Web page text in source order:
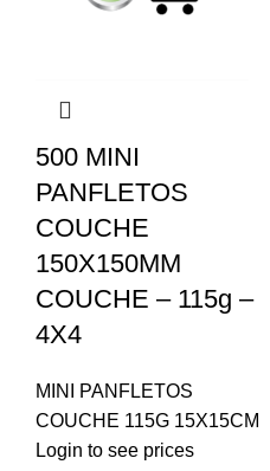
500 MINI
PANFLETOS
COUCHE
150X150MM
COUCHE – 115g –
4X4
MINI PANFLETOS
COUCHE 115G 15X15CM
Login to see prices